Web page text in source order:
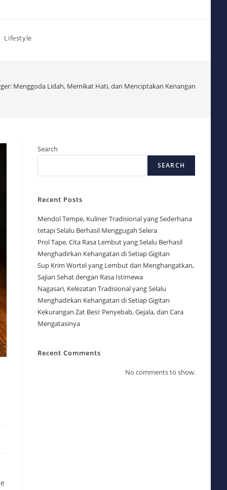
Lifestyle
Menggoda Lidah, Memikat Hati, dan Menciptakan Kenangan
Search
SEARCH
Recent Posts
Mendol Tempe, Kuliner Tradisional yang Sederhana
tetapi Selalu Berhasil Menggugah Selera
Prol Tape, Cita Rasa Lembut yang Selalu Berhasil
Menghadirkan Kehangatan di Setiap Gigitan
Sup Krim Wortel yang Lembut dan Menghangatkan,
Sajian Sehat dengan Rasa Istimewa
Nagasari, Kelezatan Tradisional yang Selalu
Menghadirkan Kehangatan di Setiap Gigitan
Kekurangan Zat Besi: Penyebab, Gejala, dan Cara
Mengatasinya
Recent Comments
No comments to show.